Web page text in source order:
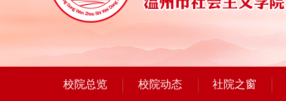
校院总览 校院动态 社院之窗